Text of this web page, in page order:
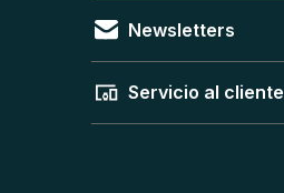
Newsletters
Servicio al cliente